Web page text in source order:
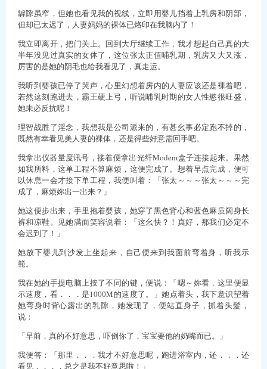
罅隙虽窄，但她也看见我的视线，立即用婴儿挡着上乳房和阴部，
但却已太迟了，人妻妈妈的裸体已烙印在我脑内了！
我立即离开，把门关上。回到大厅继续工作，我才想起自己真的大
半年没见过真实的女体了，这位张太正值哺乳期，乳房又大又涨，
厉害的是她的阴毛也给我看见了，真走运。
我听到婴孩已停了哭声，心里幻想着房内的人妻应该还是裸着吧，
若然这刻跑进去，霸王硬上弓，听说哺乳时期的女人性慾很旺盛，
她未必反抗呢！
理智战胜了淫念，我想我是公司派来的，有甚幺事必定跑不掉的，
既然有幸看见美人妻的裸体，还是得些好意需回手吧。
我拿出仪器量度讯号，接着便拿出光纤Modem盒子连接起来。果然
如我所料，这单工程不算麻烦，这便完成了。想着早点完成，便可
以休息一会才接下单工程，我便叫着：「张太～～～张太～～～完
成了，麻烦妳出一出来？」
她这便步出来，手里抱着婴孩，她穿了黑色背心和蓝色麻质阔身长
裤和凉鞋。见她满面笑容说着：「这幺快？！真好，那我们必定不
会迟到了！」
她放下婴儿到沙发上坐起来，自己便来到我面前弯着身，听我示
範。
我在她的手提电脑上按了不同的键，便说：「嗯～妳看，这里便显
示速度，看．．．是1000M的速度了。」她点着头，我下意识望着
她弯身时背心露出的乳隙，她发现了，便站直身子，抓着头髮，
说：
「早前，真的不好意思，吓倒你了，宝宝要他的奶嘴而已。」
我便答：「那里．．．我才不好意思呢，跑进浴室内，还．．．还
看见．．．，总之是我不好意思啦！」